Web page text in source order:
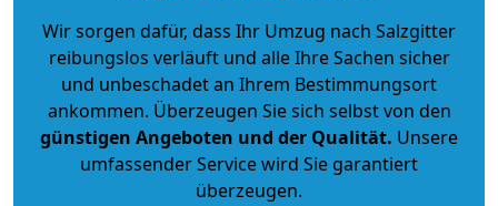
Wir sorgen dafür, dass Ihr Umzug nach Salzgitter
reibungslos verläuft und alle Ihre Sachen sicher
und unbeschadet an Ihrem Bestimmungsort
ankommen. Überzeugen Sie sich selbst von den
günstigen Angeboten und der Qualität. Unsere
umfassender Service wird Sie garantiert
überzeugen.